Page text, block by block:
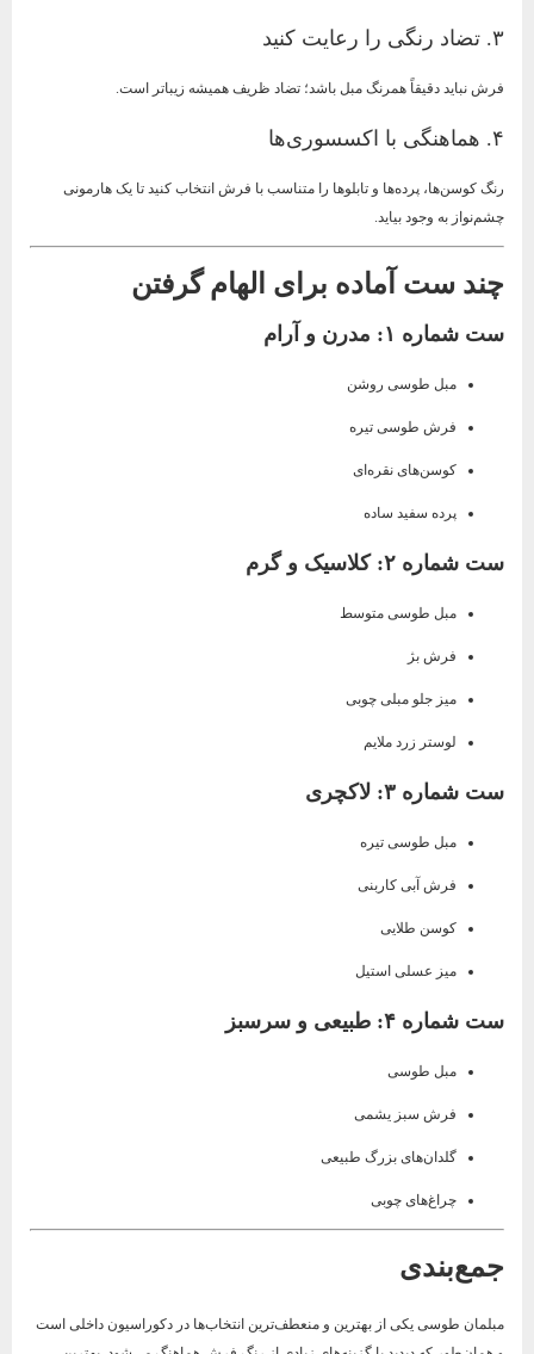
۳. تضاد رنگی را رعایت کنید
فرش نباید دقیقاً همرنگ مبل باشد؛ تضاد ظریف همیشه زیباتر است.
۴. هماهنگی با اکسسوری‌ها
رنگ کوسن‌ها، پرده‌ها و تابلوها را متناسب با فرش انتخاب کنید تا یک هارمونی
چشم‌نواز به وجود بیاید.
چند ست آماده برای الهام گرفتن
ست شماره ۱: مدرن و آرام
مبل طوسی روشن
فرش طوسی تیره
کوسن‌های نقره‌ای
پرده سفید ساده
ست شماره ۲: کلاسیک و گرم
مبل طوسی متوسط
فرش بژ
میز جلو مبلی چوبی
لوستر زرد ملایم
ست شماره ۳: لاکچری
مبل طوسی تیره
فرش آبی کاربنی
کوسن طلایی
میز عسلی استیل
ست شماره ۴: طبیعی و سرسبز
مبل طوسی
فرش سبز یشمی
گلدان‌های بزرگ طبیعی
چراغ‌های چوبی
جمع‌بندی
مبلمان طوسی یکی از بهترین و منعطف‌ترین انتخاب‌ها در دکوراسیون داخلی است